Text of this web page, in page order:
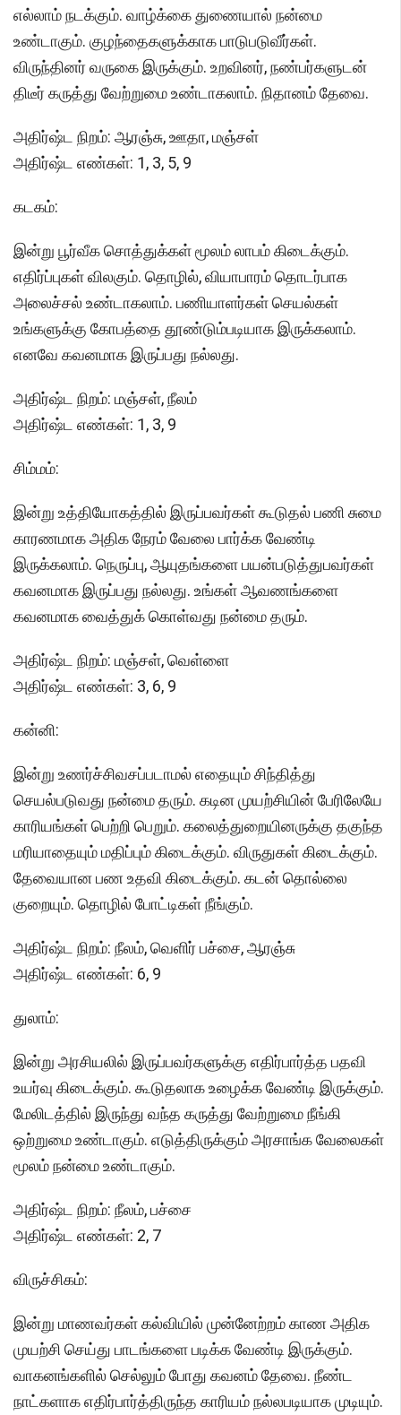
எல்லாம் நடக்கும். வாழ்க்கை துணையால் நன்மை
உண்டாகும். குழந்தைகளுக்காக பாடுபடுவீர்கள்.
விருந்தினர் வருகை இருக்கும். உறவினர், நண்பர்களுடன்
திடீர் கருத்து வேற்றுமை உண்டாகலாம். நிதானம் தேவை.
அதிர்ஷ்ட நிறம்: ஆரஞ்சு, ஊதா, மஞ்சள்
அதிர்ஷ்ட எண்கள்: 1, 3, 5, 9
கடகம்:
இன்று பூர்வீக சொத்துக்கள் மூலம் லாபம் கிடைக்கும்.
எதிர்ப்புகள் விலகும். தொழில், வியாபாரம் தொடர்பாக
அலைச்சல் உண்டாகலாம். பணியாளர்கள் செயல்கள்
உங்களுக்கு கோபத்தை தூண்டும்படியாக இருக்கலாம்.
எனவே கவனமாக இருப்பது நல்லது.
அதிர்ஷ்ட நிறம்: மஞ்சள், நீலம்
அதிர்ஷ்ட எண்கள்: 1, 3, 9
சிம்மம்:
இன்று உத்தியோகத்தில் இருப்பவர்கள் கூடுதல் பணி சுமை
காரணமாக அதிக நேரம் வேலை பார்க்க வேண்டி
இருக்கலாம். நெருப்பு, ஆயுதங்களை பயன்படுத்துபவர்கள்
கவனமாக இருப்பது நல்லது. உங்கள் ஆவணங்களை
கவனமாக வைத்துக் கொள்வது நன்மை தரும்.
அதிர்ஷ்ட நிறம்: மஞ்சள், வெள்ளை
அதிர்ஷ்ட எண்கள்: 3, 6, 9
கன்னி:
இன்று உணர்ச்சிவசப்படாமல் எதையும் சிந்தித்து
செயல்படுவது நன்மை தரும். கடின முயற்சியின் பேரிலேயே
காரியங்கள் பெற்றி பெறும். கலைத்துறையினருக்கு தகுந்த
மரியாதையும் மதிப்பும் கிடைக்கும். விருதுகள் கிடைக்கும்.
தேவையான பண உதவி கிடைக்கும். கடன் தொல்லை
குறையும். தொழில் போட்டிகள் நீங்கும்.
அதிர்ஷ்ட நிறம்: நீலம், வெளிர் பச்சை, ஆரஞ்சு
அதிர்ஷ்ட எண்கள்: 6, 9
துலாம்:
இன்று அரசியலில் இருப்பவர்களுக்கு எதிர்பார்த்த பதவி
உயர்வு கிடைக்கும். கூடுதலாக உழைக்க வேண்டி இருக்கும்.
மேலிடத்தில் இருந்து வந்த கருத்து வேற்றுமை நீங்கி
ஒற்றுமை உண்டாகும். எடுத்திருக்கும் அரசாங்க வேலைகள்
மூலம் நன்மை உண்டாகும்.
அதிர்ஷ்ட நிறம்: நீலம், பச்சை
அதிர்ஷ்ட எண்கள்: 2, 7
விருச்சிகம்:
இன்று மாணவர்கள் கல்வியில் முன்னேற்றம் காண அதிக
முயற்சி செய்து பாடங்களை படிக்க வேண்டி இருக்கும்.
வாகனங்களில் செல்லும் போது கவனம் தேவை. நீண்ட
நாட்களாக எதிர்பார்த்திருந்த காரியம் நல்லபடியாக முடியும்.